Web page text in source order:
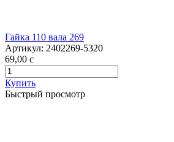
Гайка 110 вала 269
Артикул: 2402269-5320
69,00 c
Купить
Быстрый просмотр